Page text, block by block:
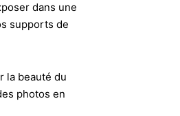
dans une
supports de
la beauté du
photos en